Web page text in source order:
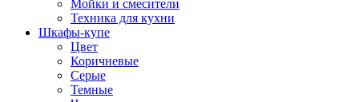
Мойки и смесители
Техника для кухни
Шкафы-купе
Цвет
Коричневые
Серые
Темные